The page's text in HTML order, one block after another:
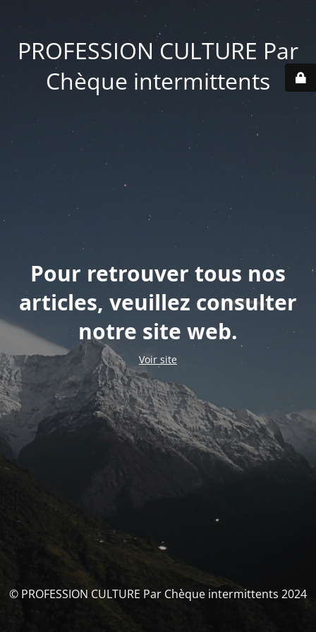
PROFESSION CULTURE Par
Chèque intermittents
Pour retrouver tous nos
articles, veuillez consulter
notre site web.
Voir site
© PROFESSION CULTURE Par Chèque intermittents 2024